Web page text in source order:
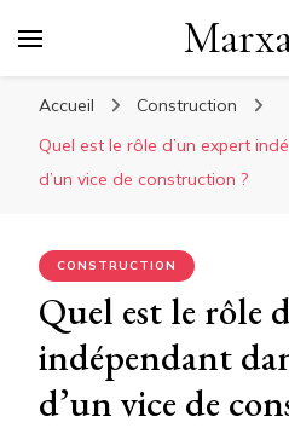
Accueil
Construction
Quel est le rôle d’un expert
d’un vice de construction ?
CONSTRUCTION
Quel est le rôle
indépendant
d’un vice de